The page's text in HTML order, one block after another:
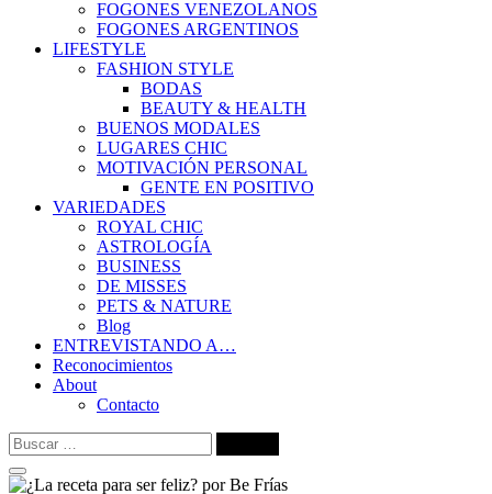
FOGONES VENEZOLANOS
FOGONES ARGENTINOS
LIFESTYLE
FASHION STYLE
BODAS
BEAUTY & HEALTH
BUENOS MODALES
LUGARES CHIC
MOTIVACIÓN PERSONAL
GENTE EN POSITIVO
VARIEDADES
ROYAL CHIC
ASTROLOGÍA
BUSINESS
DE MISSES
PETS & NATURE
Blog
ENTREVISTANDO A…
Reconocimientos
About
Contacto
Buscar: